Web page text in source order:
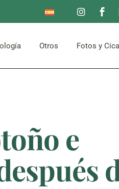
Otros Fotos y
Otros servicios
Fotos
e